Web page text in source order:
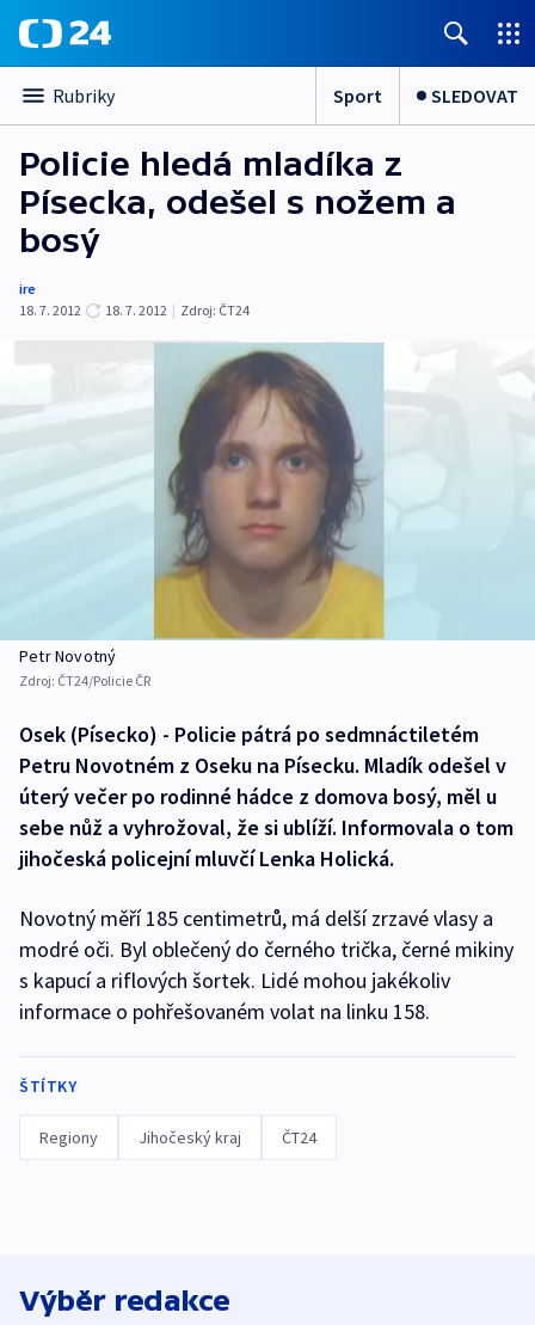
Rubriky Sport SLEDOVAT
Policie hledá mladíka z
Písecka, odešel s nožem a
bosý
ire
18. 7. 2012
18. 7. 2012 | Zdroj: ČT24
Petr Novotný
Zdroj: ČT24/Policie ČR
Osek (Písecko) - Policie pátrá po sedmnáctiletém
Petru Novotném z Oseku na Písecku. Mladík odešel v
úterý večer po rodinné hádce z domova bosý, měl u
sebe nůž a vyhrožoval, že si ublíží. Informovala o tom
jihočeská policejní mluvčí Lenka Holická.
Novotný měří 185 centimetrů, má delší zrzavé vlasy a
modré oči. Byl oblečený do černého trička, černé mikiny
s kapucí a riflových šortek. Lidé mohou jakékoliv
informace o pohřešovaném volat na linku 158.
ŠTÍTKY
Regiony Jihočeský kraj ČT24
Výběr redakce